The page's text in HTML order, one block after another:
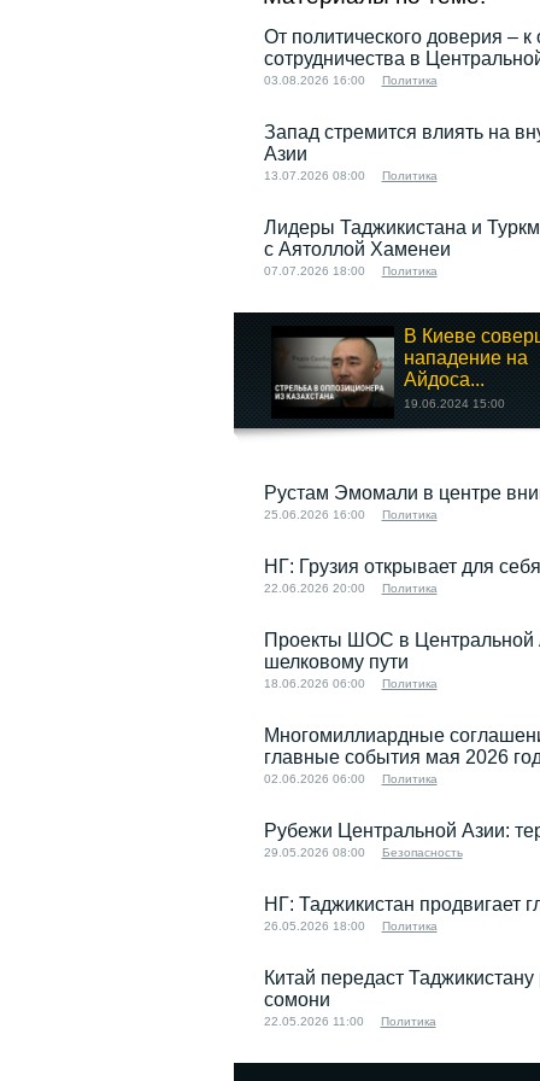
От политического доверия –
сотрудничества в
03.08.2026 16:00 Политика
Запад стремится влиять на
Азии
13.07.2026 08:00 Политика
Лидеры Таджикистана и
с Аятоллой Хаменеи
07.07.2026 18:00 Политика
В Киеве
нападение на
Айдоса...
19.06.2024 15:00
война в
Кыргызстане:...
Рустам Эмомали в центре
25.06.2026 16:00 Политика
НГ: Грузия открывает для
22.06.2026 20:00 Политика
Проекты ШОС в Центральной
шелковому пути
18.06.2026 06:00 Политика
Многомиллиардные
главные события мая 2026
02.06.2026 06:00 Политика
Рубежи Центральной Азии:
29.05.2026 08:00 Безопасность
НГ: Таджикистан продвигает
26.05.2026 18:00 Политика
Китай передаст
сомони
22.05.2026 11:00 Политика